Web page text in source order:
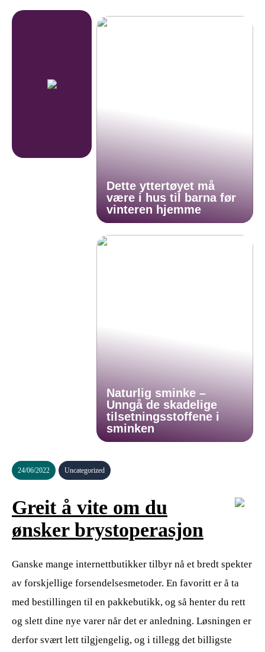
Dette yttertøyet må
være i hus til barna før
vinteren hjemme
Naturlig sminke –
Unngå de skadelige
tilsetningsstoffene i
sminken
24/06/2022 Uncategorized
Greit å vite om du
ønsker brystoperasjon
Ganske mange internettbutikker tilbyr nå et bredt spekter
av forskjellige forsendelsesmetoder. En favoritt er å ta
med bestillingen til en pakkebutikk, og så henter du rett
og slett dine nye varer når det er anledning. Løsningen er
derfor svært lett tilgjengelig, og i tillegg det billigste